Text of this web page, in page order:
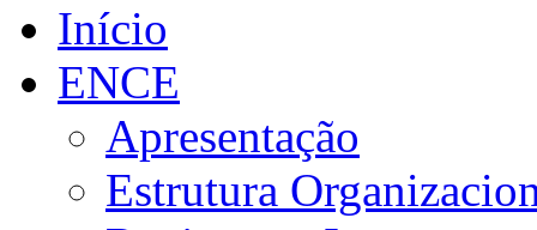
Início
ENCE
Apresentação
Estrutura